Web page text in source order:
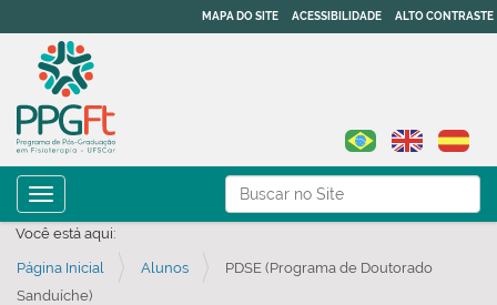
Busca
Busca Avançada…
MAPA DO SITE ACESSIBILIDADE ALTO CONTRASTE
Toggle navigation
Você está aqui:
Página Inicial Alunos
PDSE (Programa de Doutorado
Sanduíche)